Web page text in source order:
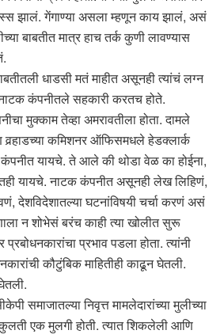
झालं. गेंगाण्या असला म्हणून काय झालं, असं
बाबतीत मात्र हाच तर्क कुणी लावण्यास
धाडसी मतं माहीत असूनही त्यांचं लग्न
कंपनीतले सहकारी करतच होते.
मुक्काम तेव्हा अमरावतीला होता. दामले
वर्‍हाडच्या कमिशनर ऑफिसमधले हेडक्लार्क
यायचे. ते आले की थोडा वेळ का होईना,
यायचे. नाटक कंपनीत असूनही लेख लिहिणं,
देशविदेशातल्या घटनांविषयी चर्चा करणं असं
न शोभेसं बरंच काही त्या खोलीत सुरू
प्रभाव पडला होता. त्यांनी
कौटुंबिक माहितीही काढून घेतली.
समाजातल्या निवृत्त मामलेदारांच्या मुलीच्या
एक मुलगी होती. त्यात शिकलेली आणि